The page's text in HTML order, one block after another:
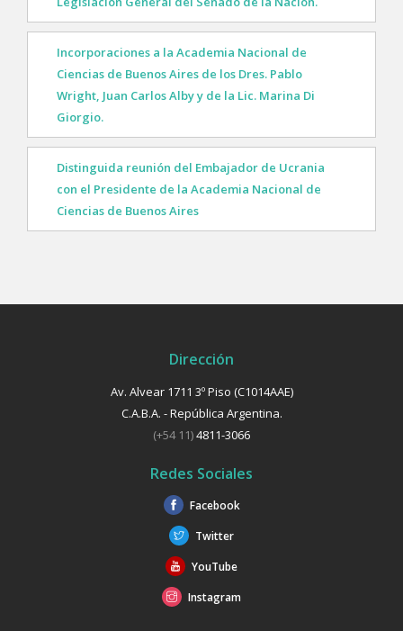
Incorporaciones a la Academia Nacional de
Ciencias de Buenos Aires de los Dres. Pablo
Wright, Juan Carlos Alby y de la Lic. Marina Di
Giorgio.
Distinguida reunión del Embajador de Ucrania
con el Presidente de la Academia Nacional de
Ciencias de Buenos Aires
Dirección
Av. Alvear 1711 3º Piso (C1014AAE)
C.A.B.A. - República Argentina.
(+54 11)4811-3066
Redes Sociales
Facebook
Twitter
YouTube
Instagram